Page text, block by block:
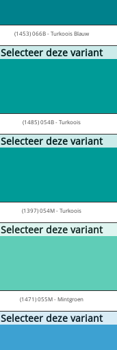
(1453) 066B - Turkoois Blauw
Selecteer deze variant
(1485) 054B - Turkoois
Selecteer deze variant
(1397) 054M - Turkoois
Selecteer deze variant
(1471) 055M - Mintgroen
Selecteer deze variant